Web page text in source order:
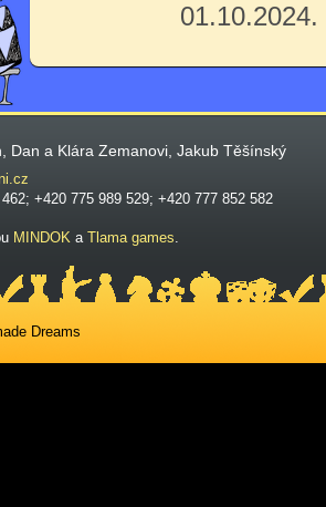
01.10.2024.
Dan a Klára Zemanovi, Jakub Těšínský
+420 775 989 529; +420 777 852 582
MINDOK a Tlama games.
Dreams